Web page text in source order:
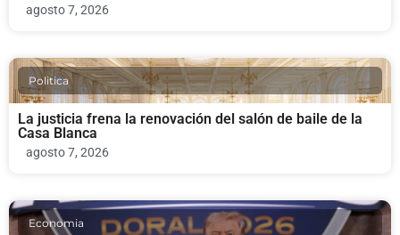
agosto 7, 2026
Politica
La justicia frena la renovación del salón de baile de la
Casa Blanca
agosto 7, 2026
Economia